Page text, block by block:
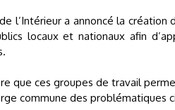
l’Intérieur a annoncé la
locaux et nationaux afin
que ces groupes de travail
commune des problématiques